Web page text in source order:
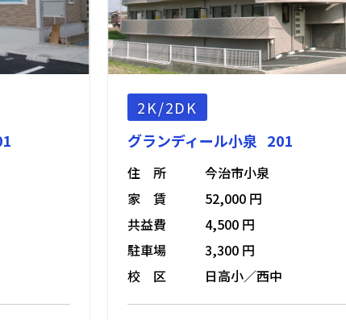
2K/2DK
グランディール小泉 201
住 所
今治市小泉
家 賃
52,000 円
共益費
4,500 円
駐車場
3,300 円
校 区
日高小／西中